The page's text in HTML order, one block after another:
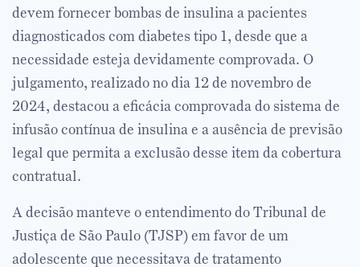
devem fornecer bombas de insulina a pacientes
diagnosticados com diabetes tipo 1, desde que a
necessidade esteja devidamente comprovada. O
julgamento, realizado no dia 12 de novembro de
2024, destacou a eficácia comprovada do sistema de
infusão contínua de insulina e a ausência de previsão
legal que permita a exclusão desse item da cobertura
contratual.
A decisão manteve o entendimento do Tribunal de
Justiça de São Paulo (TJSP) em favor de um
adolescente que necessitava de tratamento